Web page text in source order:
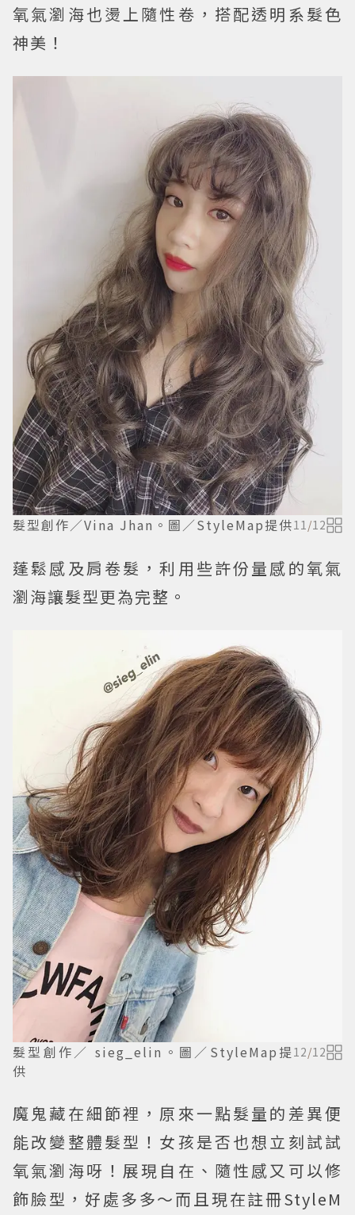
氧氣瀏海也燙上隨性卷，搭配透明系髮色
神美！
髮型創作／Vina Jhan。圖／StyleMap提供11/12
蓬鬆感及肩卷髮，利用些許份量感的氧氣
瀏海讓髮型更為完整。
髮型創作／ sieg_elin。圖／StyleMap提
供
12/12
魔鬼藏在細節裡，原來一點髮量的差異便
能改變整體髮型！女孩是否也想立刻試試
氧氣瀏海呀！展現自在、隨性感又可以修
飾臉型，好處多多～而且現在註冊StyleM